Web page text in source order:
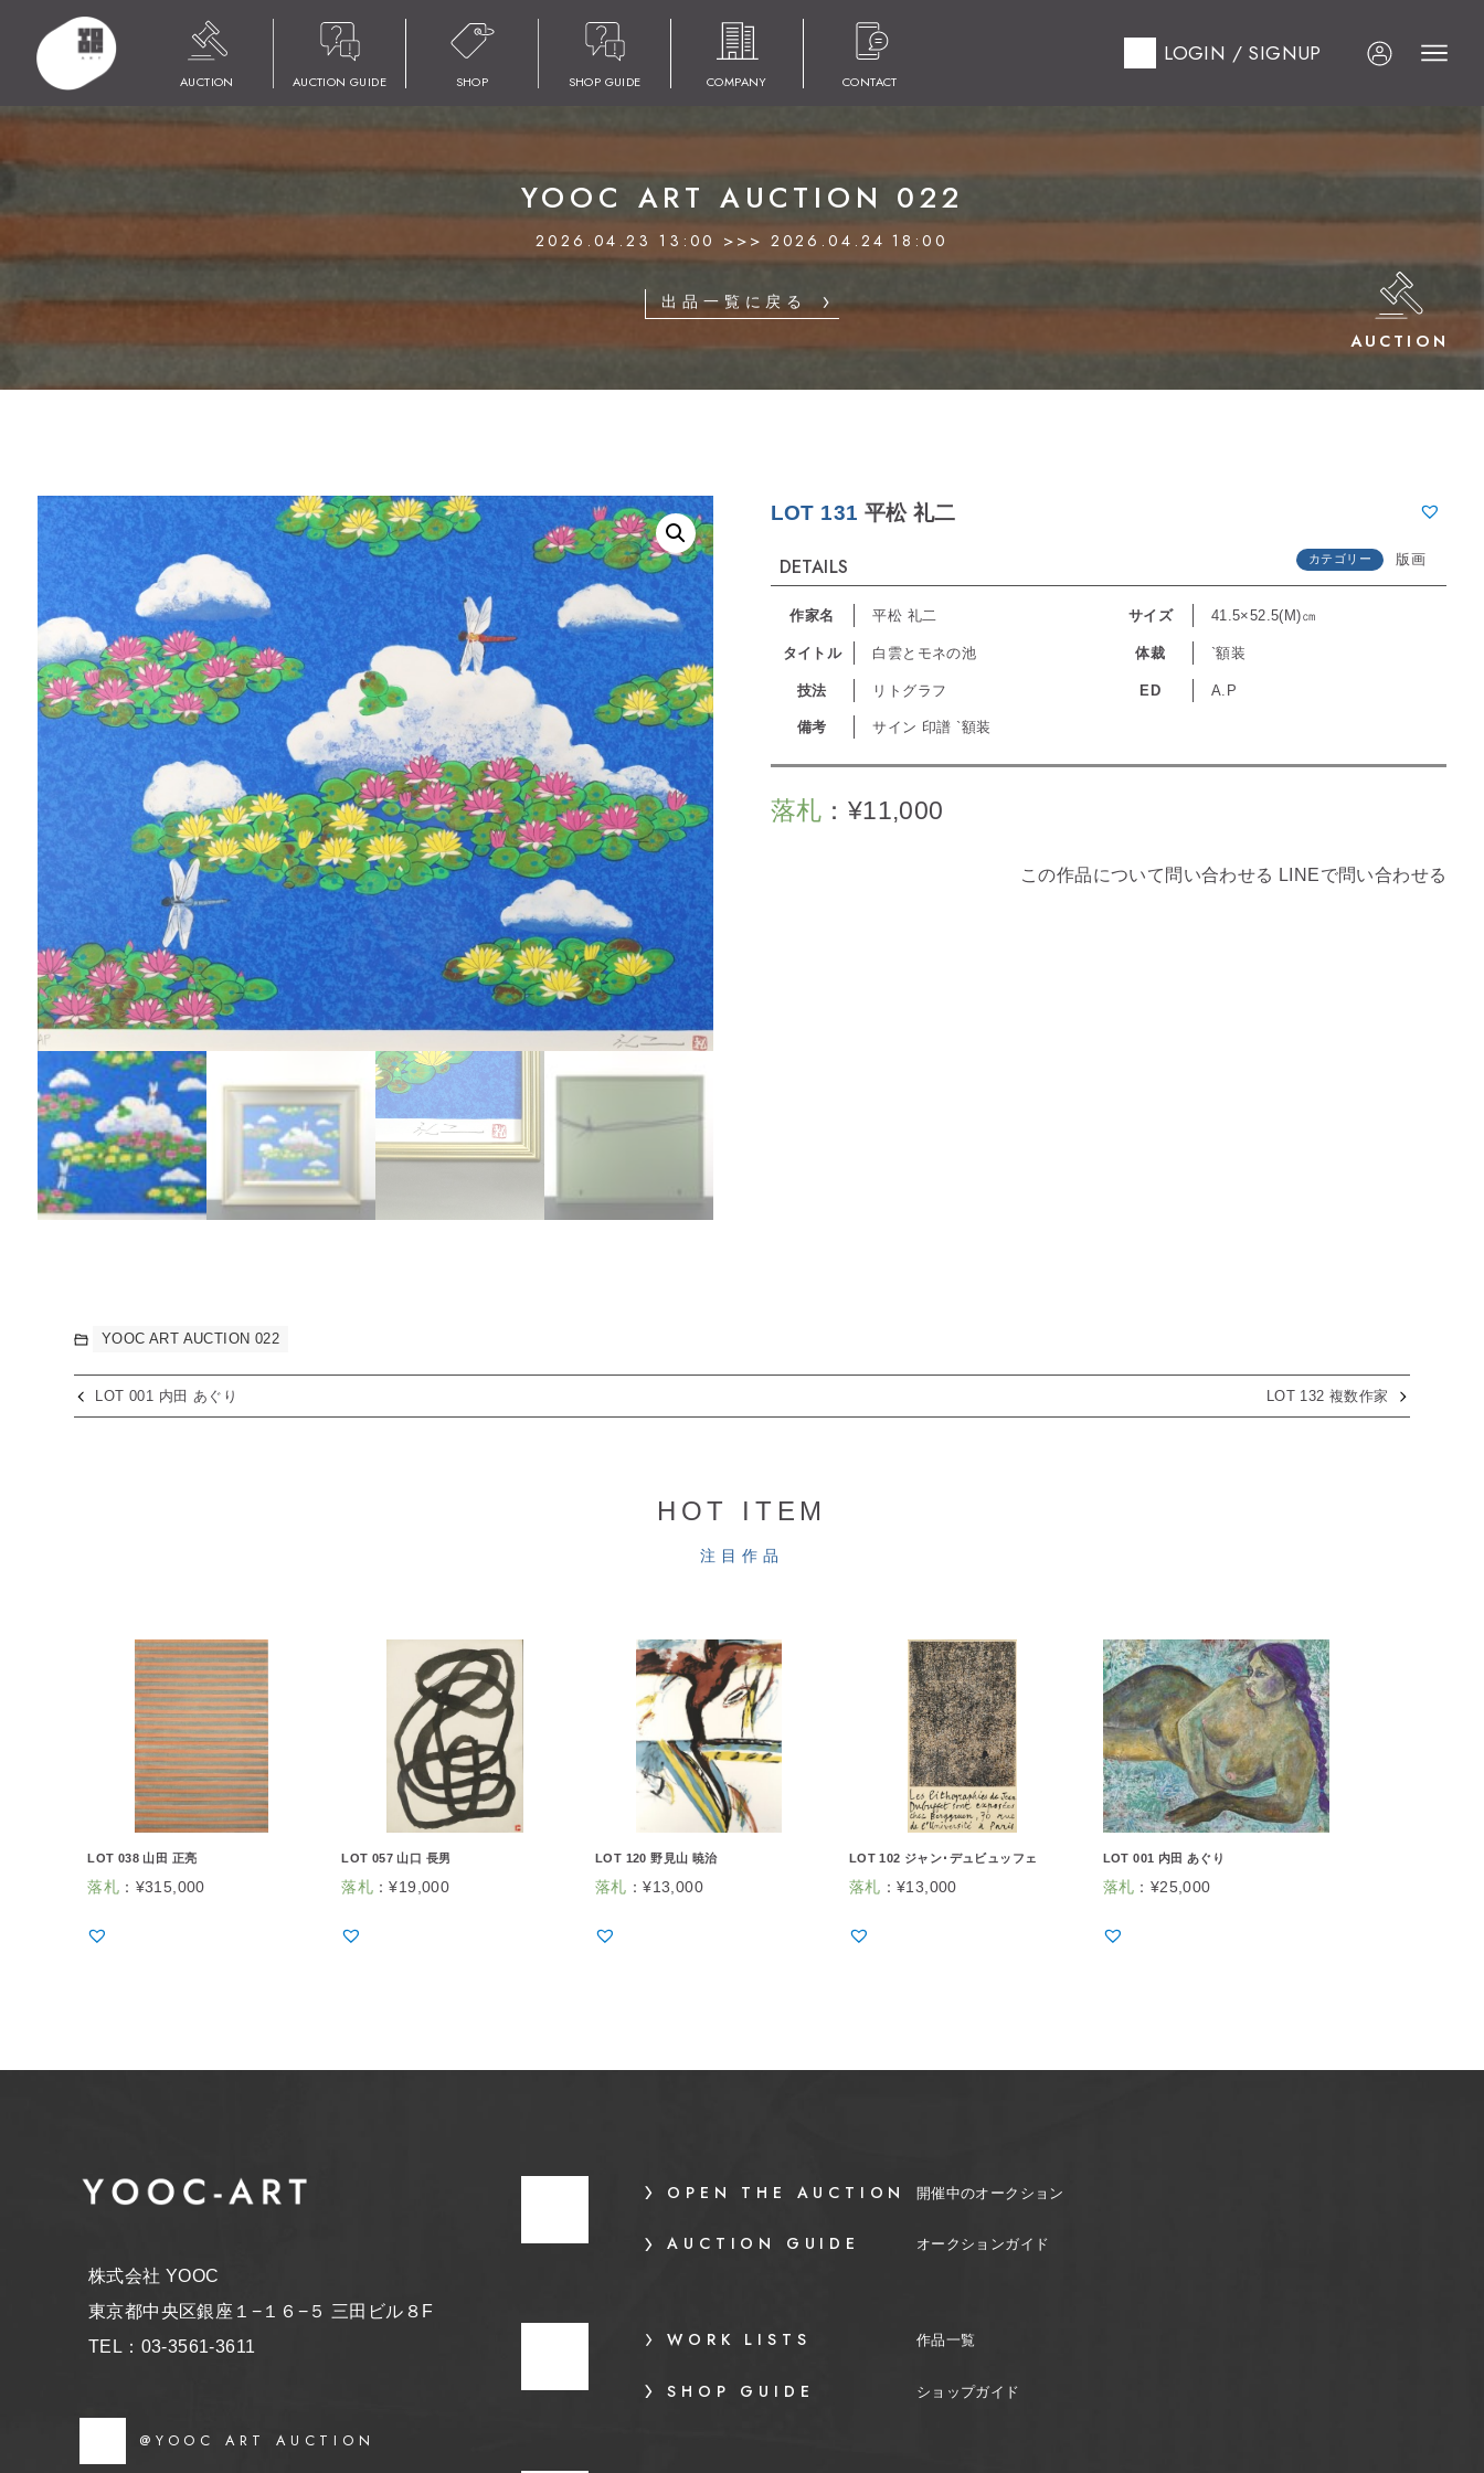
AUCTION AUCTION GUIDE SHOP SHOP GUIDE COMPANY CONTACT
LOGIN / SIGNUP
HOME YOOC ART AUCTION 022 LOT 131 平松 礼二
YOOC ART AUCTION 022
2026.04.23 13:00 >>> 2026.04.24 18:00
出品一覧に戻る
AUCTION
LOT 131 平松 礼二
DETAILS カテゴリー 版画
作家名 平松 礼二 サイズ 41.5×52.5(M)㎝
タイトル 白雲とモネの池 体裁 `額装
技法 リトグラフ ED A.P
備考 サイン 印譜 `額装
落札 ： ¥11,000
この作品について問い合わせる LINEで問い合わせる
YOOC ART AUCTION 022
LOT 001 内田 あぐり LOT 132 複数作家
HOT ITEM
注目作品
LOT 038 山田 正亮
落札 ： ¥315,000
LOT 057 山口 長男
落札：¥19,000
LOT 120 野見山 暁治
落札 ：¥13,000
LOT 102 ジャン･デュビュッフェ
落札 ： ¥13,000
LOT 001 内田 あぐり
落札 ： ¥25,000
株式会社 YOOC
東京都中央区銀座１−１６−５ 三田ビル８F
TEL：03-3561-3611
@YOOC ART AUCTION
OPEN THE AUCTION 開催中のオークション
AUCTION GUIDE オークションガイド
WORK LISTS 作品一覧
SHOP GUIDE ショップガイド